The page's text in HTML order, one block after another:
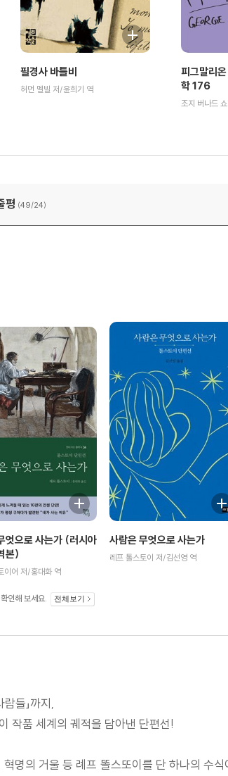
필경사 바틀비
허먼 멜빌 저/윤희기 역
피그말리
학 176
조지 버나드
학 223
평 (49/24)
엇으로 사는가 (러시아
본)
이어 저/홍대화 역
사람은 무엇으로 사는가
레프 톨스토이 저/김선영 역
인해 보세요. 전체보기
들」까지,
작품 세계의 궤적을 담아낸 단편선!
명의 거울 등 례프 똘스또이를 단 하나의 수